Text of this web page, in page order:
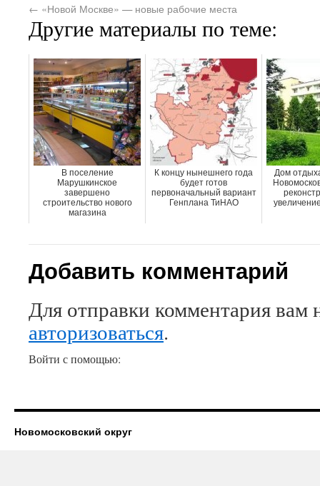
← «Новой Москве» — новые рабочие места
Другие материалы по теме:
В поселение
Марушкинское
завершено
строительство нового
магазина
К концу нынешнего года
будет готов
первоначальный вариант
Генплана ТиНАО
Дом
Добавить комментарий
Для отправки комментария вам
авторизоваться.
Войти с помощью:
Новомосковский округ